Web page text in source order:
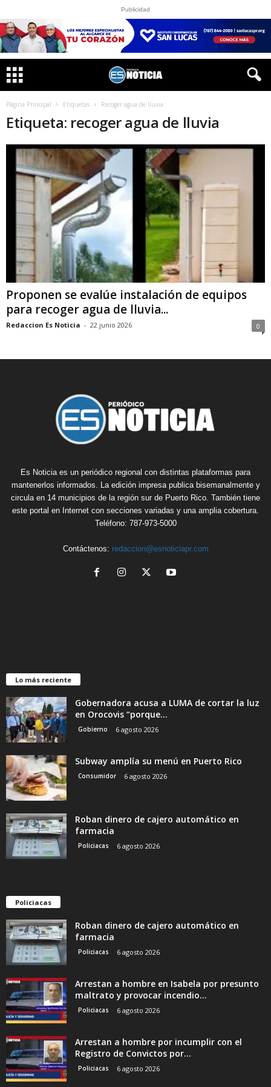
Publicidad
Página Principal Etiquetas Recoger agua de lluvia
Etiqueta: recoger agua de lluvia
Proponen se evalúe instalación de equipos
para recoger agua de lluvia...
Redaccion Es Noticia - 22 junio 2026 0
Es Noticia es un periódico regional con distintas plataformas para
mantenerlos informados. La edición impresa publica bisemanalmente y
circula en 14 municipios de la región sur de Puerto Rico. También tiene
este portal en Internet con secciones variadas y una amplia cobertura.
Teléfono: 787-973-5000
Contáctenos: redaccion@esnoticiapr.com
Lo más reciente
Gobernadora acusa a LUMA de cortar la luz
en Orocovis “porque...
Gobierno 6 agosto 2026
Subway amplía su menú en Puerto Rico
Consumidor 6 agosto 2026
Roban dinero de cajero automático en
farmacia
Policiacas 6 agosto 2026
Policiacas
Roban dinero de cajero automático en
farmacia
Policiacas 6 agosto 2026
Arrestan a hombre en Isabela por presunto
maltrato y provocar incendio...
Policiacas 6 agosto 2026
Arrestan a hombre por incumplir con el
Registro de Convictos por...
Policiacas 6 agosto 2026